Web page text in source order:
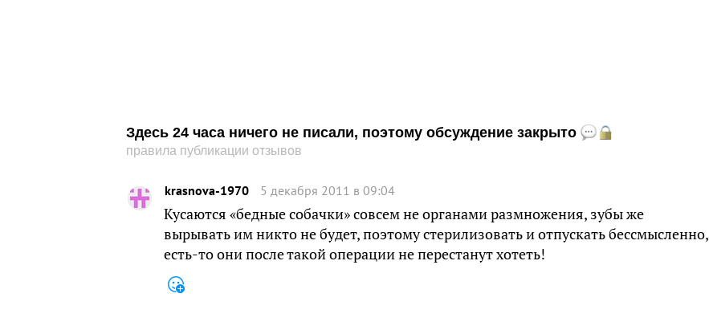
Здесь 24 часа ничего не писали, поэтому обсуждение закрыто
правила публикации отзывов
krasnova-1970 5 декабря 2011 в 09:04
Кусаются «бедные собачки» совсем не органами размножения, зубы же
вырывать им никто не будет, поэтому стерилизовать и отпускать бессмысленно,
есть-то они после такой операции не перестанут хотеть!